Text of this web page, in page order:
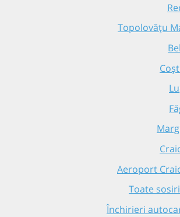
Topolovățu
Aeroport
Toate
Închirieri